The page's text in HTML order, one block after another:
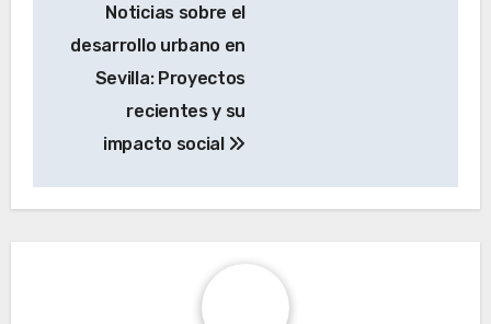
navigation
Noticias sobre el
desarrollo urbano en
Sevilla: Proyectos
recientes y su
impacto social